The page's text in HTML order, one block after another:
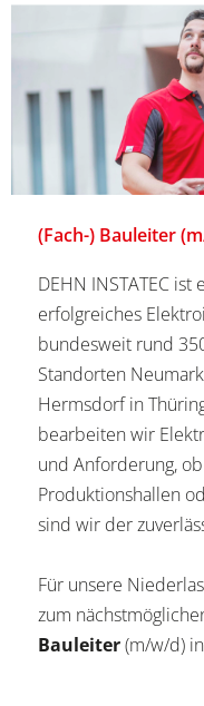
(Fach-) Bauleiter
DEHN INSTATEC
erfolgreiches
bundesweit rund
Standorten
Hermsdorf in
bearbeiten wir
und Anforderung,
Produktionshallen
sind wir der
Für unsere
zum
Bauleiter(m/w/d)